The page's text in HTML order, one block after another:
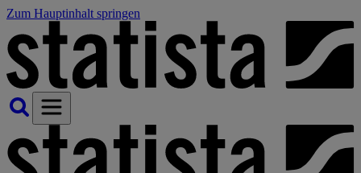
Zum Hauptinhalt springen